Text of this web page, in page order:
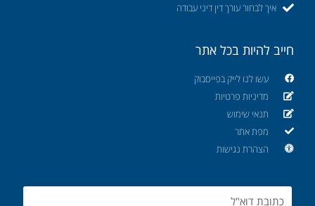
איך לבחור עורך דין דיני עבודה
חייב להיות בכל אתר
עשו לנו לייק בפייסבוק
מדיניות פרטיות
תנאי שימוש
מפת אתר
הצהרת נגישות
Email